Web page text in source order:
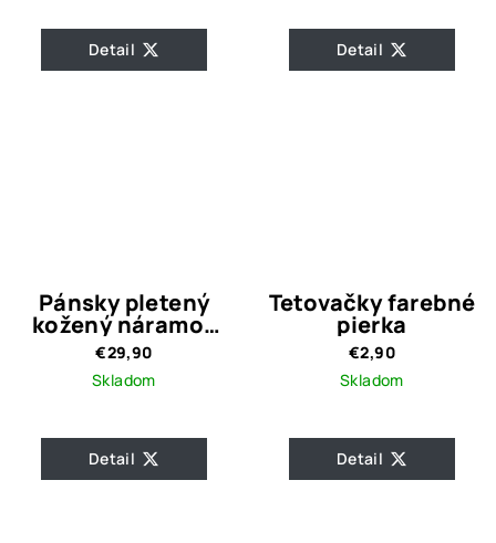
Detail Detail
Pánsky pletený
kožený náramok
Joy Black
€29,90
Skladom
Detail
Tetovačky farebné
pierka
€2,90
Skladom
Detail